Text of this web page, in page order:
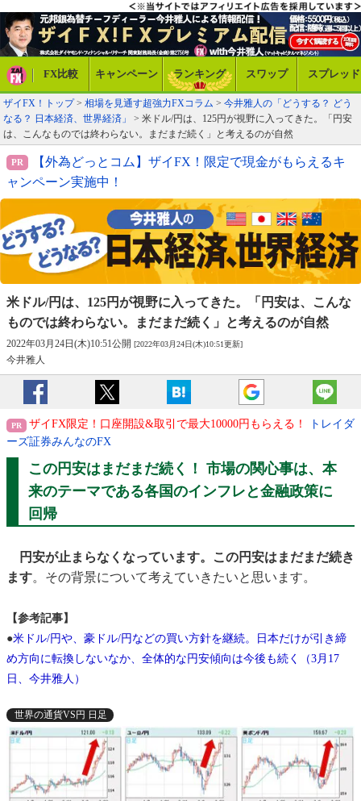
FX比較 キャンペーン ランキング スワップ スプレッド
ザイFX！トップ> 相場を見通す超強力FXコラム > 今井雅人の「どうする？ どう
なる？ 日本経済、世界経済」
> 米ドル/円は、125円が視野に入ってきた。「円安
は、こんなものでは終わらない。まだまだ続く」と考えるのが自然
【外為どっとコム】ザイFX！限定で現金がもらえるキ
ャンペーン実施中！
米ドル/円は、125円が視野に入ってきた。
「円安は、こんな
ものでは終わらない。
まだまだ続く」と考えるのが自然
2022年03月24日(木)10:51公開 [2022年03月24日(木)10:51更新]
今井雅人
ザイFX限定！口座開設&取引で最大10000円もらえる！
トレイダ
ーズ証券みんなのFX
この円安はまだまだ続く！ 市場の関心事は、本
来のテーマである各国のインフレと金融政策に
回帰
円安が止まらなくなっています。この円安はまだまだ続き
ます。その背景について考えていきたいと思います。
【参考記事】
●米ドル/円や、豪ドル/円などの買い方針を継続。日本だけが引き締
め方向に転換しないなか、全体的な円安傾向は今後も続く（3月17
日、今井雅人）
世界の通貨VS円 日足